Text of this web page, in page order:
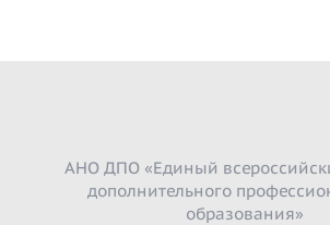
АНО ДПО «Единый
дополнительного
образования»